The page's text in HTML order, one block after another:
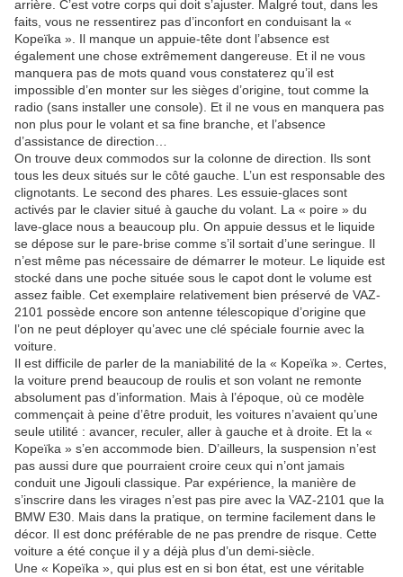
arrière. C’est votre corps qui doit s’ajuster. Malgré tout, dans les
faits, vous ne ressentirez pas d’inconfort en conduisant la «
Kopeïka ». Il manque un appuie-tête dont l’absence est
également une chose extrêmement dangereuse. Et il ne vous
manquera pas de mots quand vous constaterez qu’il est
impossible d’en monter sur les sièges d’origine, tout comme la
radio (sans installer une console). Et il ne vous en manquera pas
non plus pour le volant et sa fine branche, et l’absence
d’assistance de direction…
On trouve deux commodos sur la colonne de direction. Ils sont
tous les deux situés sur le côté gauche. L’un est responsable des
clignotants. Le second des phares. Les essuie-glaces sont
activés par le clavier situé à gauche du volant. La « poire » du
lave-glace nous a beaucoup plu. On appuie dessus et le liquide
se dépose sur le pare-brise comme s’il sortait d’une seringue. Il
n’est même pas nécessaire de démarrer le moteur. Le liquide est
stocké dans une poche située sous le capot dont le volume est
assez faible. Cet exemplaire relativement bien préservé de VAZ-
2101 possède encore son antenne télescopique d’origine que
l’on ne peut déployer qu’avec une clé spéciale fournie avec la
voiture.
Il est difficile de parler de la maniabilité de la « Kopeïka ». Certes,
la voiture prend beaucoup de roulis et son volant ne remonte
absolument pas d’information. Mais à l’époque, où ce modèle
commençait à peine d’être produit, les voitures n’avaient qu’une
seule utilité : avancer, reculer, aller à gauche et à droite. Et la «
Kopeïka » s’en accommode bien. D’ailleurs, la suspension n’est
pas aussi dure que pourraient croire ceux qui n’ont jamais
conduit une Jigouli classique. Par expérience, la manière de
s’inscrire dans les virages n’est pas pire avec la VAZ-2101 que la
BMW E30. Mais dans la pratique, on termine facilement dans le
décor. Il est donc préférable de ne pas prendre de risque. Cette
voiture a été conçue il y a déjà plus d’un demi-siècle.
Une « Kopeïka », qui plus est en si bon état, est une véritable